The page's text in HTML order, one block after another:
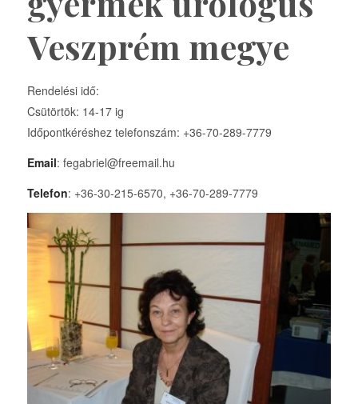
Veszprém megye
Rendelési idő:
Csütörtök: 14-17 ig
Időpontkéréshez telefonszám: +36-70-289-7779
Email: fegabriel@freemail.hu
Telefon: +36-30-215-6570, +36-70-289-7779